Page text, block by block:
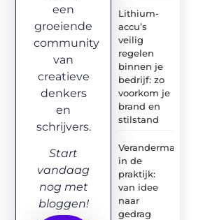
Lithium-
accu’s
veilig
regelen
binnen je
bedrijf: zo
voorkom je
brand en
stilstand
in de
praktijk:
van idee
naar
gedrag
een
groeiende
community
van
creatieve
denkers
en
schrijvers.
Start
vandaag
nog met
bloggen!